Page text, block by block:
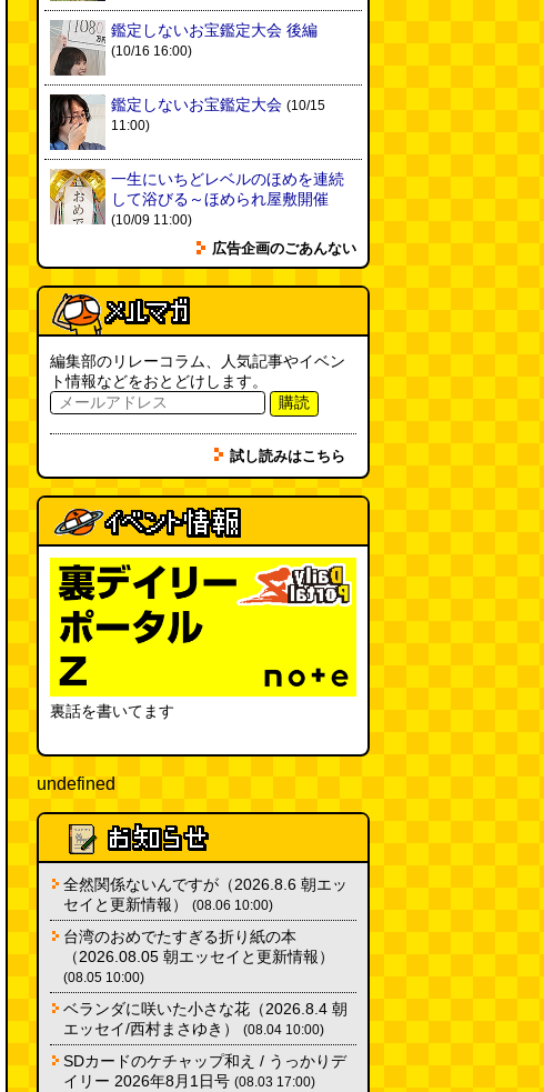
鑑定しないお宝鑑定大会 後編
(10/16 16:00)
鑑定しないお宝鑑定大会 (10/15
11:00)
一生にいちどレベルのほめを連続
して浴びる～ほめられ屋敷開催
(10/09 11:00)
広告企画のごあんない
編集部のリレーコラム、人気記事やイベン
ト情報などをおとどけします。
購読
試し読みはこちら
裏話を書いてます
undefined
全然関係ないんですが（2026.8.6 朝エッ
セイと更新情報）
(08.06 10:00)
台湾のおめでたすぎる折り紙の本
（2026.08.05 朝エッセイと更新情報）
(08.05 10:00)
ベランダに咲いた小さな花（2026.8.4 朝
エッセイ/西村まさゆき）
(08.04 10:00)
SDカードのケチャップ和え / うっかりデ
イリー 2026年8月1日号 (08.03 17:00)